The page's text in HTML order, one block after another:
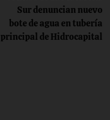
Sur denuncian nuevo
bote de agua en tubería
principal de Hidrocapital